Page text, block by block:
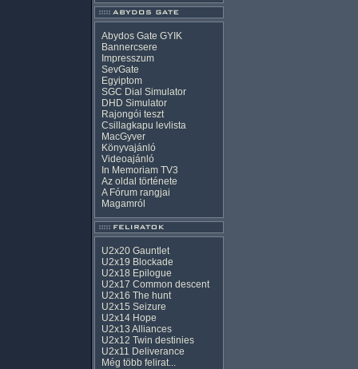
Abydos Gate GYIK
Bannercsere
Impresszum
SevGate
Egyiptom
SGC Dial Simulator
DHD Simulator
Rajongói teszt
Csillagkapu levlista
MacGyver
Könyvajánló
Videoajánló
In Memoriam TV3
Az oldal története
A Fórum rangjai
Magamról
U2x20 Gauntlet
U2x19 Blockade
U2x18 Epilogue
U2x17 Common descent
U2x16 The hunt
U2x15 Seizure
U2x14 Hope
U2x13 Alliances
U2x12 Twin destinies
U2x11 Deliverance
Még több felirat...